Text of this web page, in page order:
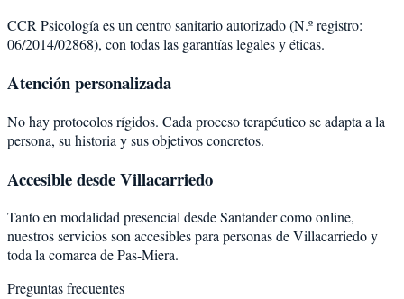
CCR Psicología es un centro sanitario autorizado (N.º registro:
06/2014/02868), con todas las garantías legales y éticas.
Atención personalizada
No hay protocolos rígidos. Cada proceso terapéutico se adapta a la
persona, su historia y sus objetivos concretos.
Accesible desde Villacarriedo
Tanto en modalidad presencial desde Santander como online,
nuestros servicios son accesibles para personas de Villacarriedo y
toda la comarca de Pas-Miera.
Preguntas frecuentes